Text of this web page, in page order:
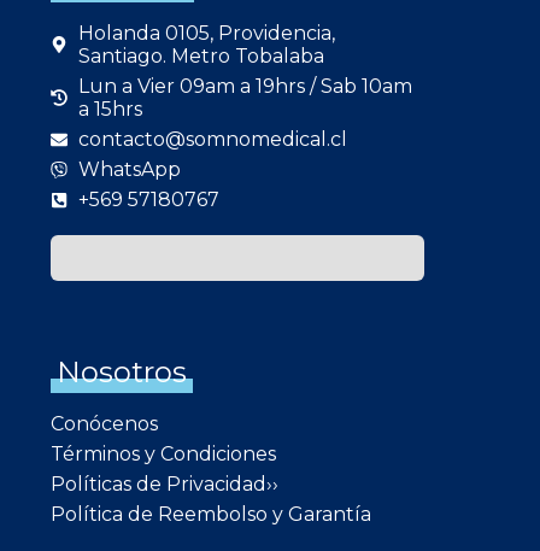
Holanda 0105, Providencia,
Santiago. Metro Tobalaba
Lun a Vier 09am a 19hrs / Sab 10am
a 15hrs
contacto@somnomedical.cl
WhatsApp
+569 57180767
Nosotros
Conócenos
Términos y Condiciones
Políticas de Privacidad››
Política de Reembolso y Garantía